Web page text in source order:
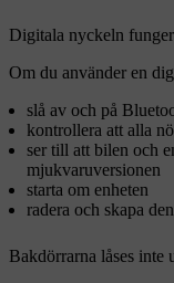
Digitala nyckeln
Om du använder en
slå av och på
kontrollera att alla
ser till att bilen och
mjukvaruversionen
starta om enheten
radera och skapa
Bakdörrarna låses inte